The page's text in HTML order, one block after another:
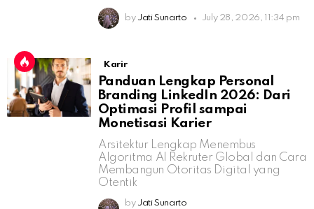
by Jati Sunarto July 28, 2026, 11:34 pm
Karir
Panduan Lengkap Personal
Branding LinkedIn 2026: Dari
Optimasi Profil sampai
Monetisasi Karier
Arsitektur Lengkap Menembus
Algoritma AI Rekruter Global dan Cara
Membangun Otoritas Digital yang
Otentik
by Jati Sunarto